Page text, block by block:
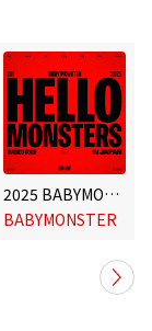
2025 BABYMONSTER 1st WORLD TOUR <HELLO MONSTERS> IN JAPAN ～2025.04.13 K-ARENA YOKOHAMA～
BABYMONSTER